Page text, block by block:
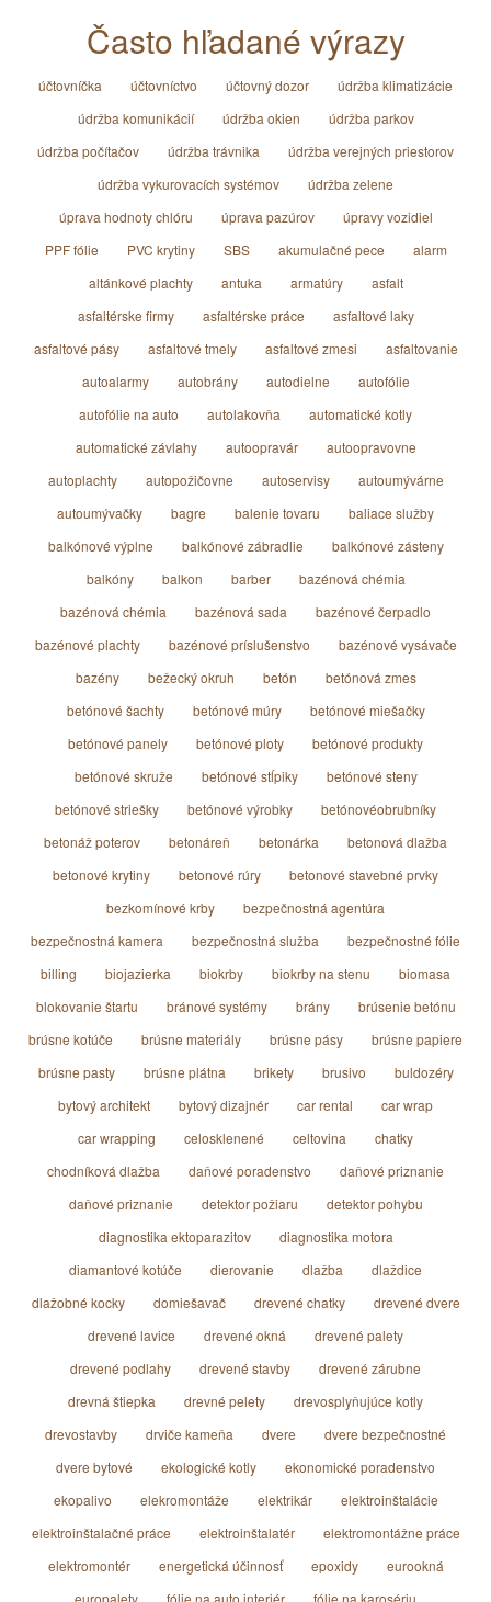
Často hľadané výrazy
účtovníčka účtovníctvo účtovný dozor
údržba klimatizácie
údržba komunikácií
údržba okien
údržba parkov
údržba počítačov
údržba trávnika
údržba verejných priestorov
údržba vykurovacích systémov
údržba zelene
úprava hodnoty chlóru
úprava pazúrov
úpravy vozidiel
PPF fólie
PVC krytiny SBS akumulačné pece
alarm
altánkové plachty
antuka armatúry
asfalt
asfaltérske firmy
asfaltérske práce
asfaltové laky
asfaltové pásy
asfaltové tmely asfaltové zmesi
asfaltovanie
autoalarmy
autobrány autodielne
autofólie
autofólie na auto
autolakovňa
automatické kotly
automatické závlahy
autoopravár
autoopravovne
autoplachty
autopožičovne autoservisy
autoumývárne
autoumývačky
bagre balenie tovaru
baliace služby
balkónové výplne
balkónové zábradlie
balkónové zásteny
balkóny
balkon barber
bazénová chémia
bazénová chémia
bazénová sada
bazénové čerpadlo
bazénové plachty
bazénové príslušenstvo
bazénové vysávače
bazény
bežecký okruh betón
betónová zmes
betónové šachty
betónové múry
betónové miešačky
betónové panely
betónové ploty
betónové produkty
betónové skruže
betónové stĺpiky
betónové steny
betónové striešky
betónové výrobky
betónovéobrubníky
betonáž poterov
betonáreň betonárka
betonová dlažba
betonové krytiny
betonové rúry
betonové stavebné prvky
bezkomínové krby
bezpečnostná agentúra
bezpečnostná kamera
bezpečnostná služba
bezpečnostné fólie
billing
biojazierka biokrby biokrby na stenu
biomasa
blokovanie štartu
bránové systémy brány
brúsenie betónu
brúsne kotúče
brúsne materiály brúsne pásy
brúsne papiere
brúsne pasty
brúsne plátna brikety brusivo
buldozéry
bytový architekt
bytový dizajnér car rental
car wrap
car wrapping
celosklenené celtovina
chatky
chodníková dlažba
daňové poradenstvo
daňové priznanie
daňové priznanie
detektor požiaru
detektor pohybu
diagnostika ektoparazitov
diagnostika motora
diamantové kotúče
dierovanie dlažba
dlaždice
dlažobné kocky
domiešavač drevené chatky
drevené dvere
drevené lavice
drevené okná
drevené palety
drevené podlahy
drevené stavby
drevené zárubne
drevná štiepka
drevné pelety
drevosplyňujúce kotly
drevostavby
drviče kameňa dvere
dvere bezpečnostné
dvere bytové
ekologické kotly
ekonomické poradenstvo
ekopalivo
elekromontáže elektrikár
elektroinštalácie
elektroinštalačné práce
elektroinštalatér
elektromontážne práce
elektromontér
energetická účinnosť epoxidy
eurookná
europalety
fólie na auto interiér fólie na karosériu